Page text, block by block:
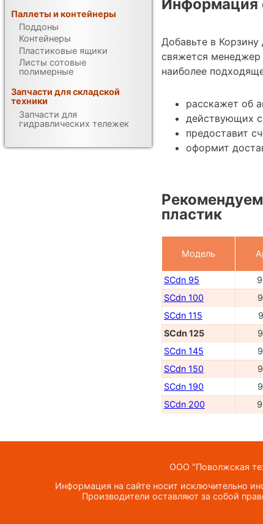
Информация
Добавьте в
свяжется
наиболее
расскажет об
действующих
предоставит
оформит
пластик
Модель
SCdn 95
SCdn 100
SCdn 115
SCdn 125
SCdn 145
SCdn 150
SCdn 190
SCdn 200
Паллеты и контейнеры
Поддоны
Контейнеры
Пластиковые ящики
Листы сотовые
полимерные
Запчасти для складской
техники
Запчасти для
гидравлических тележек
ООО "Поволжская
Информация на сайте носит исключительно
Производители оставляют за собой